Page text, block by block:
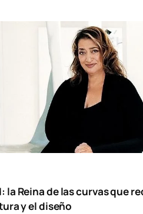
la Reina de las curvas que
y el diseño